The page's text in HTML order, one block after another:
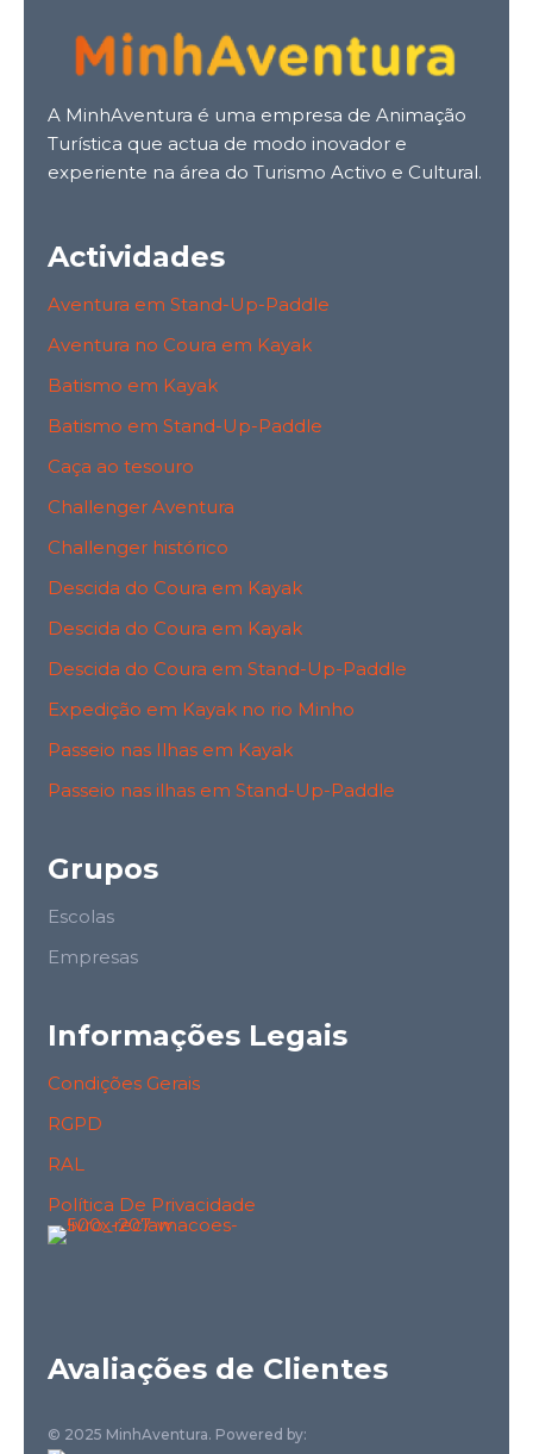
A MinhAventura é uma empresa de Animação
Turística que actua de modo inovador e
experiente na área do Turismo Activo e Cultural.
Actividades
Aventura em Stand-Up-Paddle
Aventura no Coura em Kayak
Batismo em Kayak
Batismo em Stand-Up-Paddle
Caça ao tesouro
Challenger Aventura
Challenger histórico
Descida do Coura em Kayak
Descida do Coura em Kayak
Descida do Coura em Stand-Up-Paddle
Expedição em Kayak no rio Minho
Passeio nas Ilhas em Kayak
Passeio nas ilhas em Stand-Up-Paddle
Grupos
Escolas
Empresas
Informações Legais
Condições Gerais
RGPD
RAL
Política De Privacidade
Avaliações de Clientes
© 2025 MinhAventura. Powered by: